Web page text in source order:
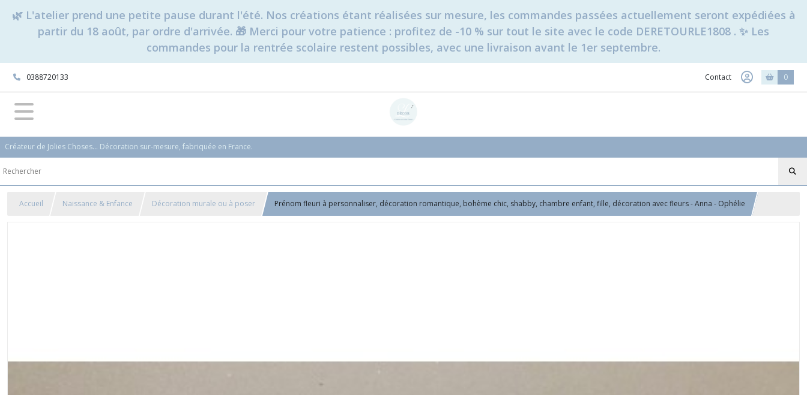
🌿 L'atelier prend une petite pause durant l'été. Nos créations étant réalisées sur mesure, les commandes passées actuellement seront expédiées à
partir du 18 août, par ordre d'arrivée. 🎁 Merci pour votre patience : profitez de -10 % sur tout le site avec le code DERETOURLE1808 . ✨ Les
commandes pour la rentrée scolaire restent possibles, avec une livraison avant le 1er septembre.
0388720133 Contact 0
Créateur de Jolies Choses... Décoration sur-mesure, fabriquée en France.
Accueil Naissance & Enfance Décoration murale ou à poser Prénom fleuri à personnaliser, décoration romantique, bohème chic, shabby, chambre enfant, fille, décoration avec fleurs - Anna - Ophélie